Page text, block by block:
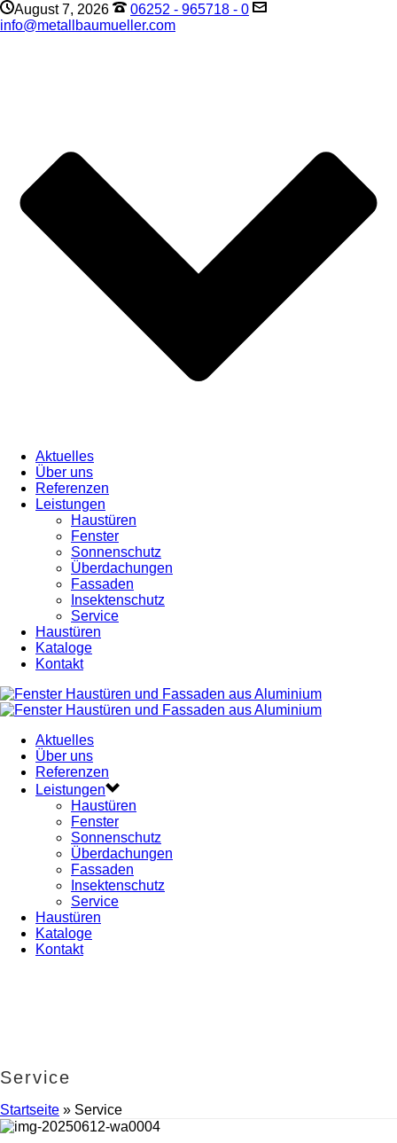
August 7, 2026
06252 - 965718 - 0
info@metallbaumueller.com
Aktuelles
Über uns
Referenzen
Leistungen
Haustüren
Fenster
Sonnenschutz
Überdachungen
Fassaden
Insektenschutz
Service
Haustüren
Kataloge
Kontakt
Aktuelles
Über uns
Referenzen
Leistungen
Haustüren
Fenster
Sonnenschutz
Überdachungen
Fassaden
Insektenschutz
Service
Haustüren
Kataloge
Kontakt
Service
Startseite » Service